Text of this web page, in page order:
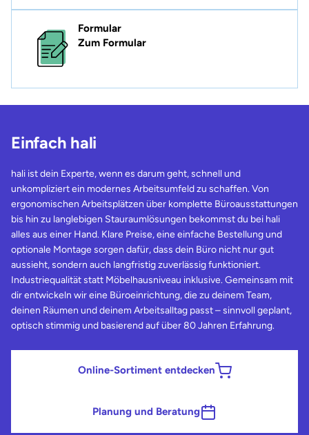
Formular
Zum Formular
Einfach hali
hali ist dein Experte, wenn es darum geht, schnell und
unkompliziert ein modernes Arbeitsumfeld zu schaffen. Von
ergonomischen Arbeitsplätzen über komplette Büroausstattungen
bis hin zu langlebigen Stauraumlösungen bekommst du bei hali
alles aus einer Hand. Klare Preise, eine einfache Bestellung und
optionale Montage sorgen dafür, dass dein Büro nicht nur gut
aussieht, sondern auch langfristig zuverlässig funktioniert.
Industriequalität statt Möbelhausniveau inklusive. Gemeinsam mit
dir entwickeln wir eine Büroeinrichtung, die zu deinem Team,
deinen Räumen und deinem Arbeitsalltag passt – sinnvoll geplant,
optisch stimmig und basierend auf über 80 Jahren Erfahrung.
Online-Sortiment entdecken
Planung und Beratung